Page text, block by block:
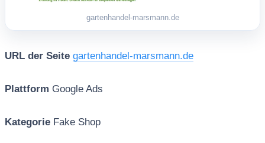
gartenhandel-marsmann.de
URL der Seite gartenhandel-marsmann.de
Plattform Google Ads
Kategorie Fake Shop